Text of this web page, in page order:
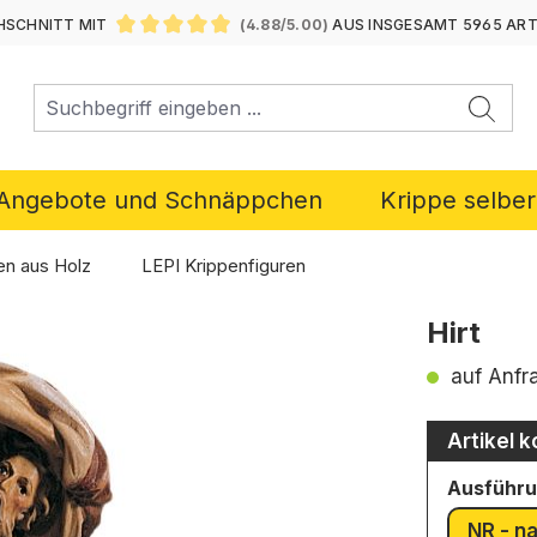
MIT
(4.88/5.00) AUS INSGESAMT 5965
und Schnäppchen Krippe
aus Holz LEPI Krippenfiguren
Hirt
auf
Artikel
NR -